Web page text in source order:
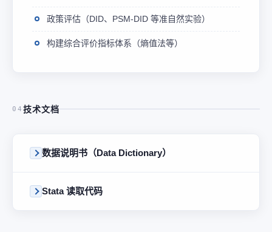
政策评估（DID、PSM-DID 等准自然实验）
构建综合评价指标体系（熵值法等）
04 技术文档
数据说明书（Data Dictionary）
Stata 读取代码